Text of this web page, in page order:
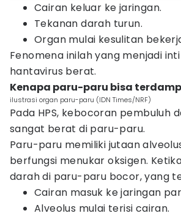
Cairan keluar ke jaringan.
Tekanan darah turun.
Organ mulai kesulitan
Fenomena inilah yang menjadi
hantavirus berat.
Kenapa paru-paru bisa
ilustrasi organ paru-paru (IDN Times/NRF)
Pada HPS, kebocoran pembuluh
sangat berat di paru-paru.
Paru-paru memiliki jutaan
berfungsi menukar oksigen.
darah di paru-paru bocor, yang
Cairan masuk ke jaringan
Alveolus mulai terisi cairan.